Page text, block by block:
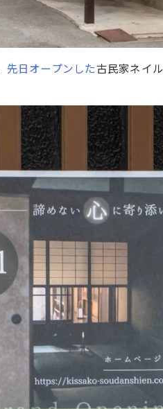
先日オープンした古民家ネイ